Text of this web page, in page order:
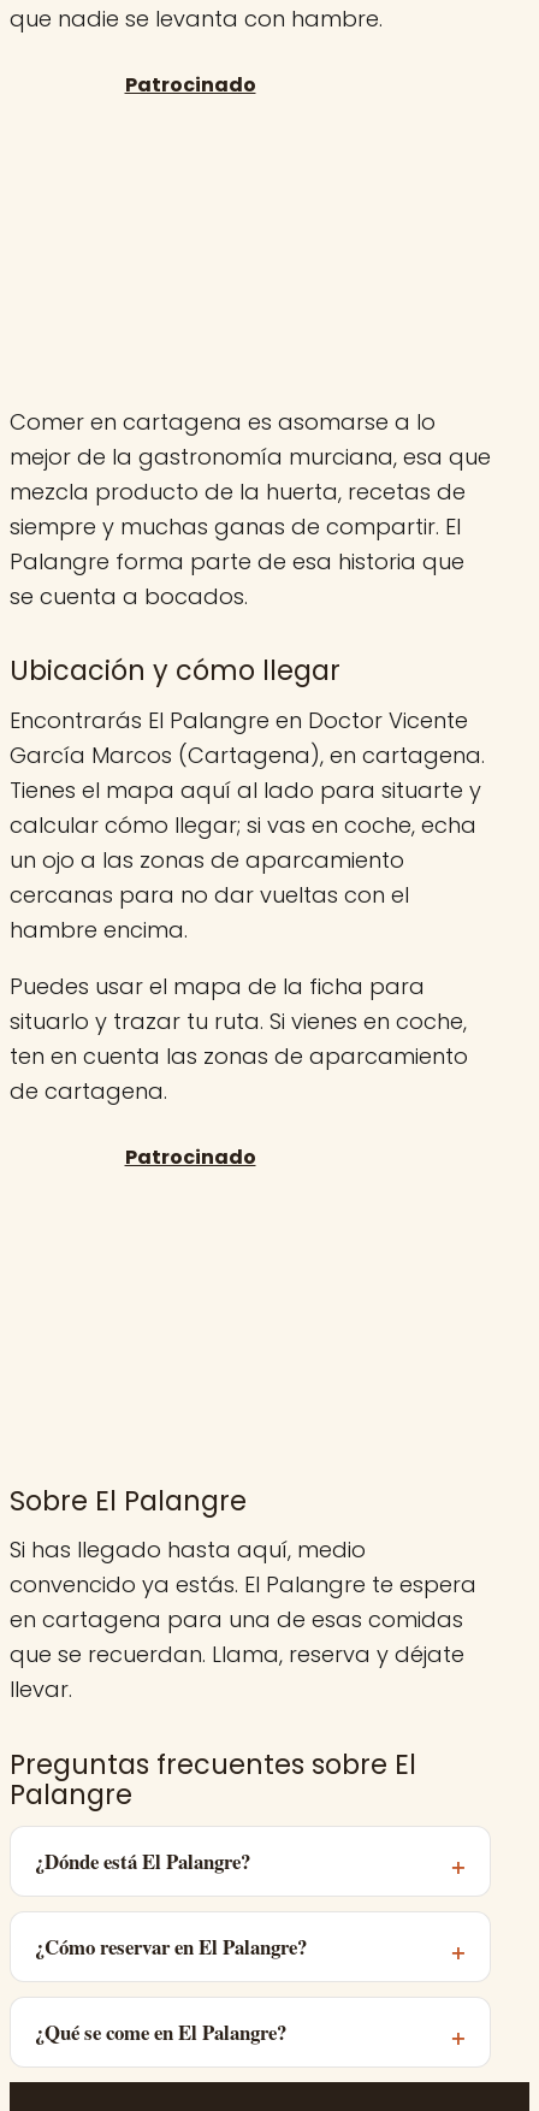
que nadie se levanta con hambre.
Comer en cartagena es asomarse a lo
mejor de la gastronomía murciana, esa que
mezcla producto de la huerta, recetas de
siempre y muchas ganas de compartir. El
Palangre forma parte de esa historia que
se cuenta a bocados.
Ubicación y cómo llegar
Encontrarás El Palangre en Doctor Vicente
García Marcos (Cartagena), en cartagena.
Tienes el mapa aquí al lado para situarte y
calcular cómo llegar; si vas en coche, echa
un ojo a las zonas de aparcamiento
cercanas para no dar vueltas con el
hambre encima.
Puedes usar el mapa de la ficha para
situarlo y trazar tu ruta. Si vienes en coche,
ten en cuenta las zonas de aparcamiento
de cartagena.
Sobre El Palangre
Si has llegado hasta aquí, medio
convencido ya estás. El Palangre te espera
en cartagena para una de esas comidas
que se recuerdan. Llama, reserva y déjate
llevar.
Preguntas frecuentes sobre El
Palangre
¿Dónde está El Palangre?
¿Cómo reservar en El Palangre?
¿Qué se come en El Palangre?